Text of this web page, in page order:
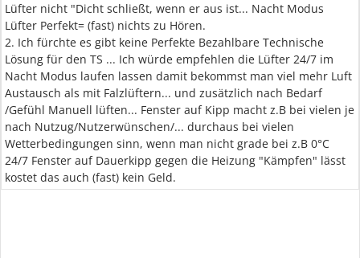
Lüfter nicht "Dicht schließt, wenn er aus ist... Nacht Modus
Lüfter Perfekt= (fast) nichts zu Hören.
2. Ich fürchte es gibt keine Perfekte Bezahlbare Technische
Lösung für den TS ... Ich würde empfehlen die Lüfter 24/7 im
Nacht Modus laufen lassen damit bekommst man viel mehr Luft
Austausch als mit Falzlüftern... und zusätzlich nach Bedarf
/Gefühl Manuell lüften... Fenster auf Kipp macht z.B bei vielen je
nach Nutzug/Nutzerwünschen/... durchaus bei vielen
Wetterbedingungen sinn, wenn man nicht grade bei z.B 0°C
24/7 Fenster auf Dauerkipp gegen die Heizung "Kämpfen" lässt
kostet das auch (fast) kein Geld.